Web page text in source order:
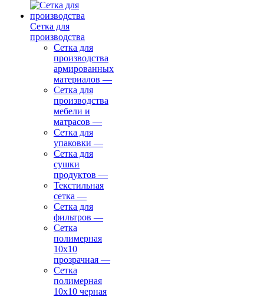
Сетка для
производства
Сетка для
производства
армированных
материалов —
Сетка для
производства
мебели и
матрасов —
Сетка для
упаковки —
Сетка для
сушки
продуктов —
Текстильная
сетка —
Сетка для
фильтров —
Сетка
полимерная
10х10
прозрачная —
Сетка
полимерная
10х10 черная